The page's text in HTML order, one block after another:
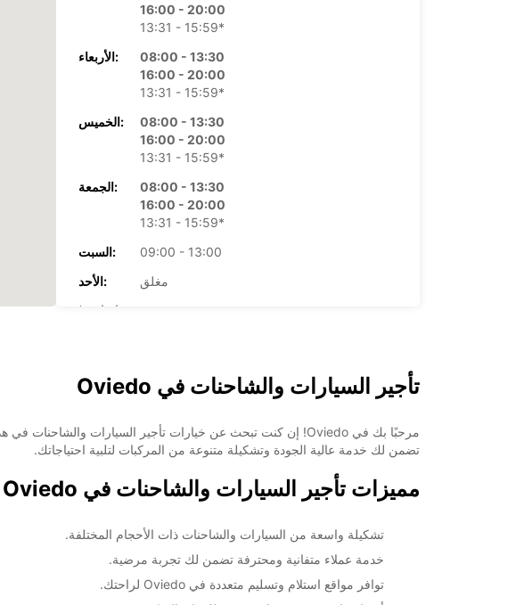
16:00 - 20:00
13:31 - 15:59*
الأربعاء:
08:00 - 13:30
16:00 - 20:00
13:31 - 15:59*
الخميس:
08:00 - 13:30
16:00 - 20:00
13:31 - 15:59*
الجمعة:
08:00 - 13:30
16:00 - 20:00
13:31 - 15:59*
السبت:
09:00 - 13:00
الأحد:
مغلق
*برسوم إضافية
+34 (0) 985245712
خط سير الرحلة
تأجير السيارات والشاحنات في Oviedo
تضمن لك خدمة عالية الجودة وتشكيلة متنوعة من المركبات لتلبية احتياجاتك.
مميزات تأجير السيارات والشاحنات في Oviedo مع Europcar:
تشكيلة واسعة من السيارات والشاحنات ذات الأحجام المختلفة.
خدمة عملاء متفانية ومحترفة تضمن لك تجربة مرضية.
توافر مواقع استلام وتسليم متعددة في Oviedo لراحتك.